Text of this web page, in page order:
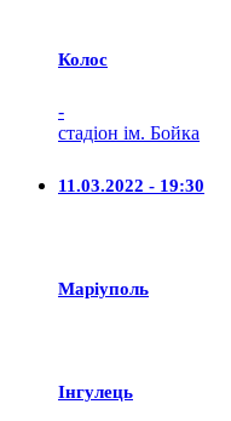
Колос
-
стадіон ім. Бойка
11.03.2022 - 19:30
Маріуполь
Iнгулець